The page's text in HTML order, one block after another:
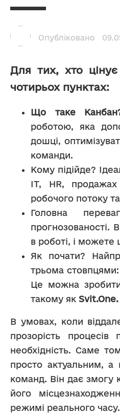
Опубліковано
Для тих, хто
чотирьох пунктах:
Що таке
роботою, яка
дошці,
команди.
Кому підійде?
IT, HR,
робочого потоку
Головна
прогнозованості.
в роботі, і можете
Як почати?
трьома стовпцями:
Це можна
такому як Svit.One.
В умовах, коли
прозорість
необхідність. Саме
просто актуальним,
команд. Він дає змогу
його
режимі реального часу.